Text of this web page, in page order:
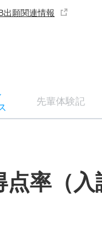
出願関連情報
先輩体験記
率（入